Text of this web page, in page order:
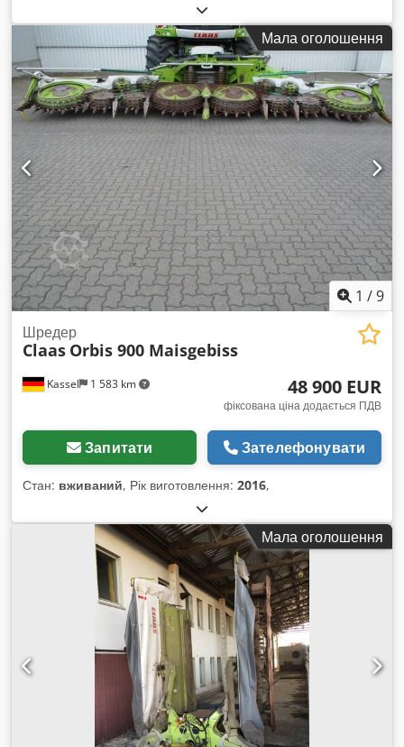
Мала оголошення
1 /9
Kassel 1 583 km
Шредер
Claas Orbis 900 Maisgebiss
48 900 EUR
фіксована ціна додається ПДВ
Запитати Зателефонувати
Стан: вживаний, Рік виготовлення: 2016,
Мала оголошення